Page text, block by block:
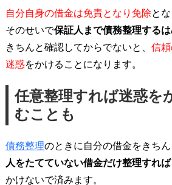
自分自身の借金は免責となり免除と
そのせいで保証人まで債務整理する
きちんと確認してからでないと、 信
迷惑をかけることになります。
任意整理すれば迷惑を
むことも
債務整理のときに自分の借金をきちん
人をたてていない借金だけ整理すれば
かけないで済みます。